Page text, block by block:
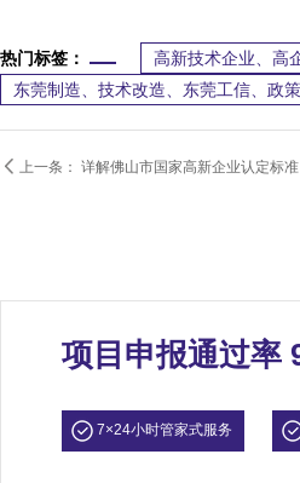
热门标签：
高新技术企业、高
东莞制造、技术改造、东莞工信、政
 上一条： 详解佛山市国家高新企业认定标准
项目申报通过率
7×24小时管家式服务